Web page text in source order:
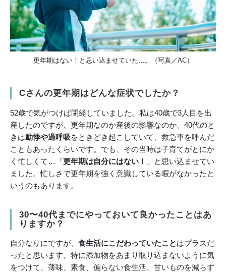
更年期はない！と思い込ませていた…。（写真／AC）
Cさんの更年期はどんな症状でしたか？
52歳で気がつけば閉経していました。私は40歳で3人目を出
産したのですが、更年期なのか産後の影響なのか、40代のと
きは動悸や過呼吸をときどき起こしていて、救急車を呼んだ
こともあったくらいです。でも、その当時は子育てがとにか
く忙しくて…「更年期は自分にはない！
」と思い込ませてい
ました。忙しさで更年期を強く意識している暇がなかったと
いうのもあります。
30〜40代までにやっておいて良かったことはあ
りますか？
自分なりにですが、 食生活にこだわっていたことはプラスだ
ったと思います。特に添加物をあまり取り込まないように気
をつけて、薄味、素食、偏らない食生活、甘いものを減らす